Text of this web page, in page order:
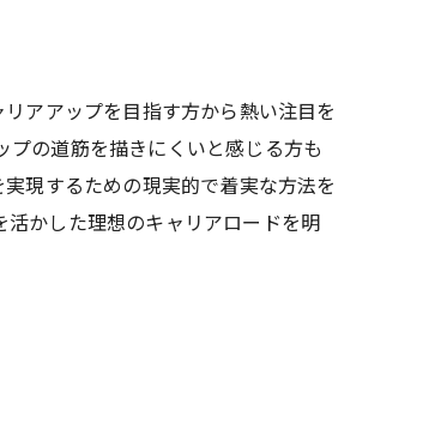
アアップを目指す方から熱い注目を
の道筋を描きにくいと感じる方も
現するための現実的で着実な方法を
かした理想のキャリアロードを明